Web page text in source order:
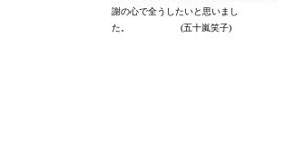
謝の心で全うしたいと思いまし
た。 (五十嵐笑子)